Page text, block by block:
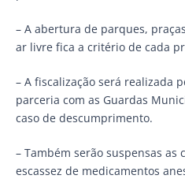
– A abertura de parques,
ar livre fica a critério de cada
– A fiscalização será realizada
parceria com as Guardas
caso de descumprimento.
– Também serão suspensas
escassez de medicamentos